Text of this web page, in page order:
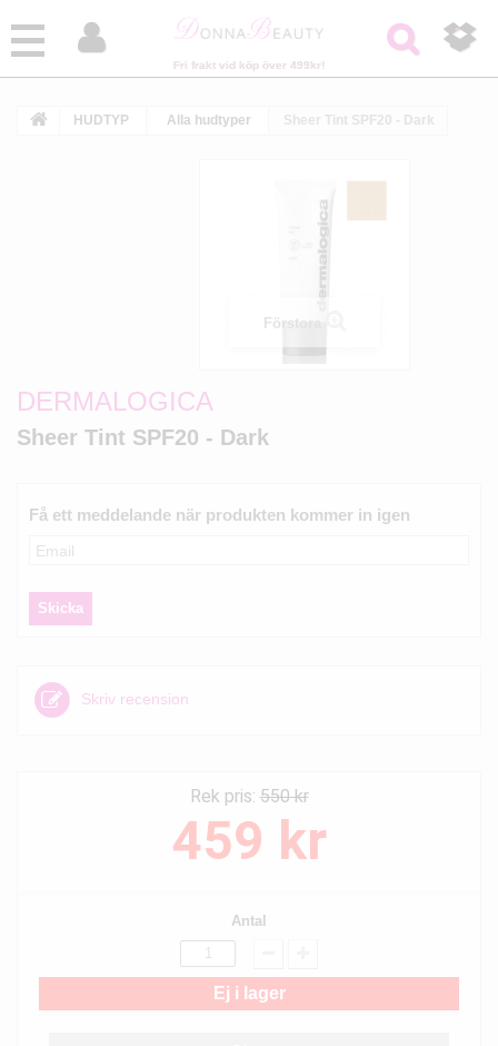
HUDTYP Alla hudtyper Sheer Tint SPF20 - Dark
Förstora
DERMALOGICA
Sheer Tint SPF20 - Dark
Få ett meddelande när produkten kommer in igen
Skriv recension
Rek pris:550 kr
459 kr
Antal
Ej i lager
Fri frakt vid köp över 499kr!
 
